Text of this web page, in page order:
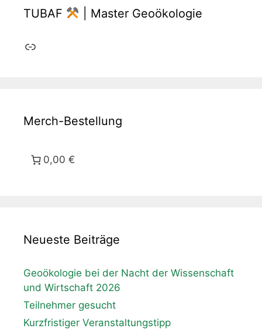
TUBAF | Master Geoökologie
Link
Merch-Bestellung
0,00 €
Neueste Beiträge
Geoökologie bei der Nacht der Wissenschaft
und Wirtschaft 2026
Teilnehmer gesucht
Kurzfristiger Veranstaltungstipp